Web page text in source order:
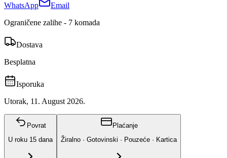
WhatsApp
Email
Ograničene zalihe - 7 komada
Dostava
Besplatna
Isporuka
Utorak, 11. August 2026.
Povrat
U roku 15 dana
Plaćanje
Žiralno · Gotovinski · Pouzeće · Kartica